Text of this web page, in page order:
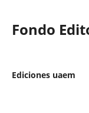
Fondo
Ediciones uaem